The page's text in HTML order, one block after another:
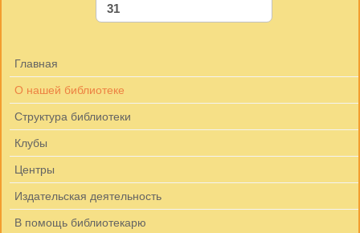
31
Главная
О нашей библиотеке
Структура библиотеки
Клубы
Центры
Издательская деятельность
В помощь библиотекарю